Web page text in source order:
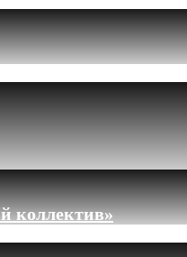
коллектив»